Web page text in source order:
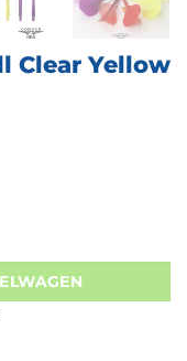
Clear Yellow